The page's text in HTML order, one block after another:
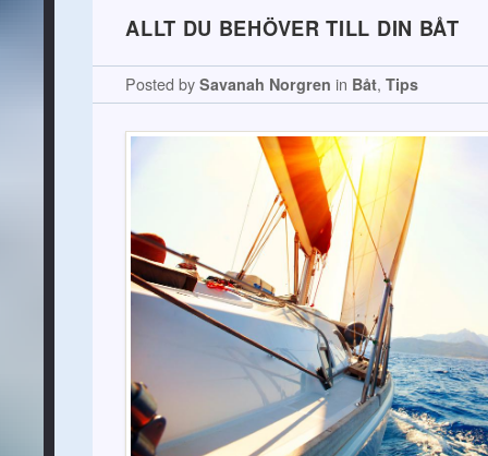
ALLT DU BEHÖVER TILL DIN BÅT
Posted bySavanah Norgren in Båt,Tips